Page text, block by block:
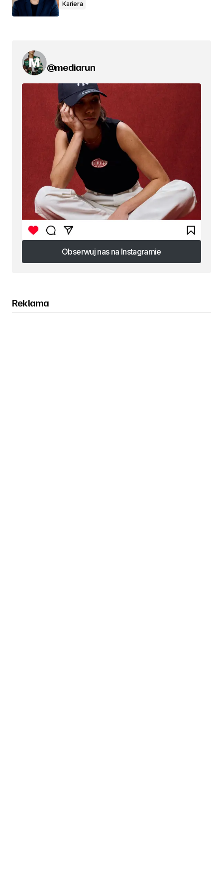
Kariera
@mediarun
Obserwuj nas na Instagramie
Obserwuj nas na Instagramie
Reklama